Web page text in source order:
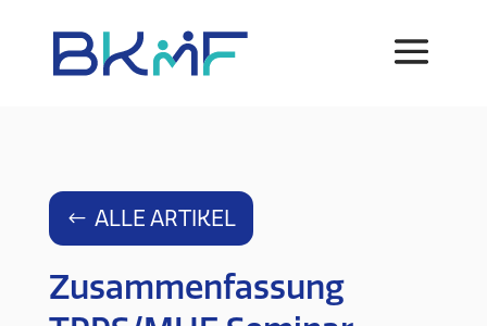
content
ALLE ARTIKEL
Zusammenfassung